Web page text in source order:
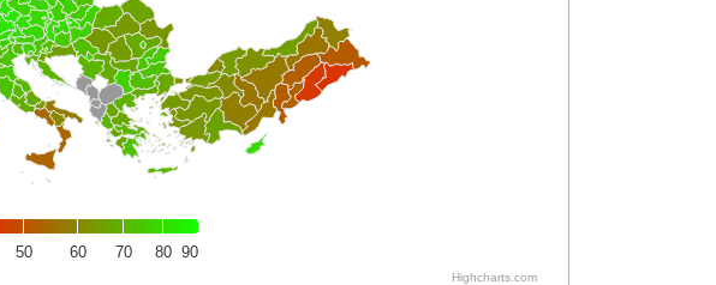
50 60 70 80 90
Highcharts.com